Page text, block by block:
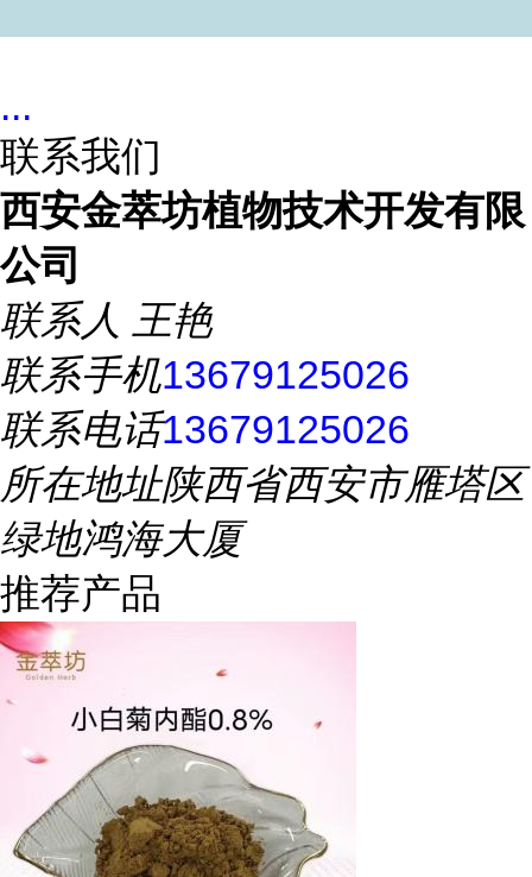
...
联系我们
西安金萃坊植物技术开发有限
公司
联系人 王艳
联系手机13679125026
联系电话13679125026
所在地址陕西省西安市雁塔区
绿地鸿海大厦
推荐产品